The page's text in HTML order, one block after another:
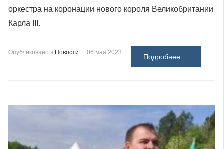
оркестра на коронации нового короля Великобритании
Карла III.
Опубликовано в Новости 06 мая 2023
Подробнее ...